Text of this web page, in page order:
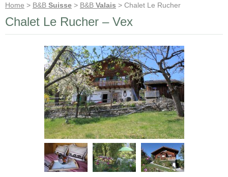
Home > B&B Suisse > B&B Valais > Chalet Le Rucher
Chalet Le Rucher – Vex